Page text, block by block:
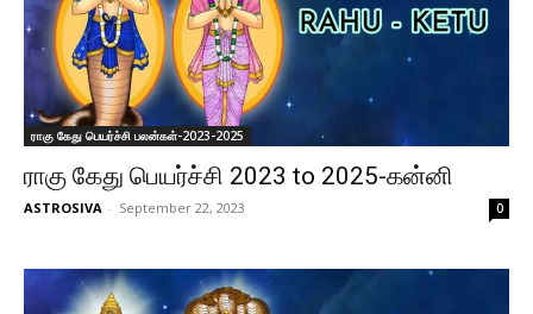
ராகு கேது பெயர்ச்சி பலன்கள்-2023-2025
ராகு கேது பெயர்ச்சி 2023 to 2025-கன்னி
ASTROSIVA - September 22, 2023 0